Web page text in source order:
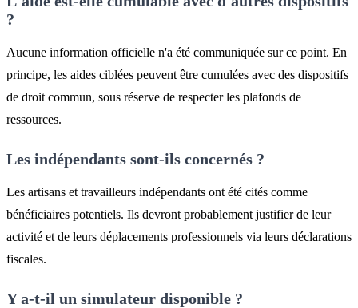
?
Aucune information officielle n'a été communiquée sur ce point. En
principe, les aides ciblées peuvent être cumulées avec des dispositifs
de droit commun, sous réserve de respecter les plafonds de
ressources.
Les indépendants sont-ils concernés ?
Les artisans et travailleurs indépendants ont été cités comme
bénéficiaires potentiels. Ils devront probablement justifier de leur
activité et de leurs déplacements professionnels via leurs déclarations
fiscales.
Y a-t-il un simulateur disponible ?